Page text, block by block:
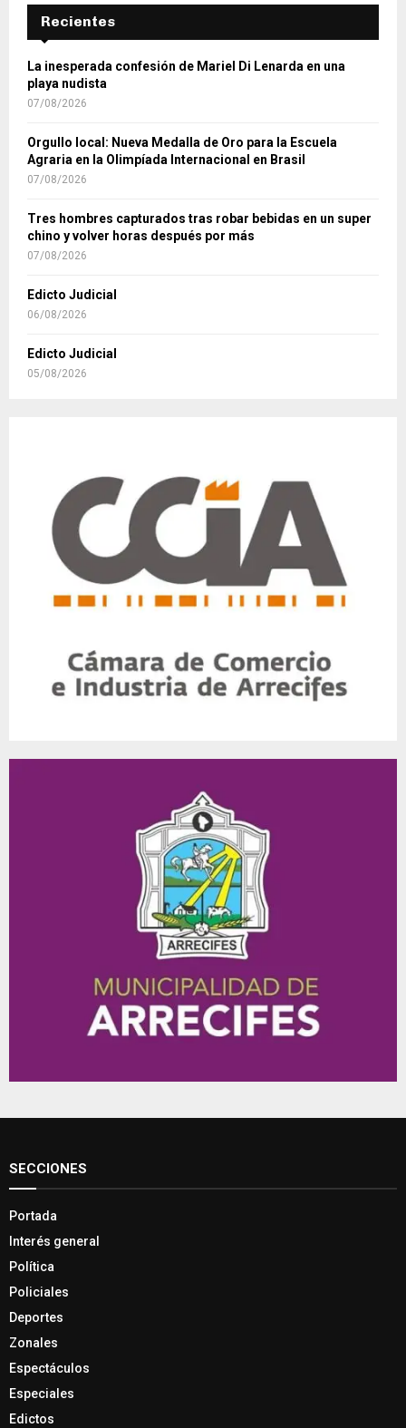
Recientes
La inesperada confesión de Mariel Di Lenarda en una
playa nudista
07/08/2026
Orgullo local: Nueva Medalla de Oro para la Escuela
Agraria en la Olimpíada Internacional en Brasil
07/08/2026
Tres hombres capturados tras robar bebidas en un super
chino y volver horas después por más
07/08/2026
Edicto Judicial
06/08/2026
Edicto Judicial
05/08/2026
SECCIONES
Portada
Interés general
Política
Policiales
Deportes
Zonales
Espectáculos
Especiales
Edictos